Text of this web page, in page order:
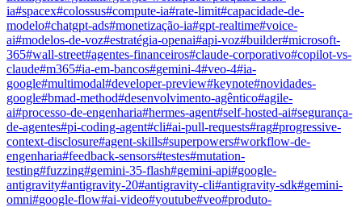
ia#spacex#colossus#compute-ia#rate-limit#capacidade-de-
modelo#chatgpt-ads#monetização-ia#gpt-realtime#voice-
ai#modelos-de-voz#estratégia-openai#api-voz#builder#microsoft-
365#wall-street#agentes-financeiros#claude-corporativo#copilot-vs-
claude#m365#ia-em-bancos#gemini-4#veo-4#ia-
google#multimodal#developer-preview#keynote#novidades-
google#bmad-method#desenvolvimento-agêntico#agile-
ai#processo-de-engenharia#hermes-agent#self-hosted-ai#segurança-
de-agentes#pi-coding-agent#cli#ai-pull-requests#rag#progressive-
context-disclosure#agent-skills#superpowers#workflow-de-
engenharia#feedback-sensors#testes#mutation-
testing#fuzzing#gemini-35-flash#gemini-api#google-
antigravity#antigravity-20#antigravity-cli#antigravity-sdk#gemini-
omni#google-flow#ai-video#youtube#veo#produto-